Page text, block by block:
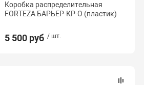
Коробка распределительная
FORTEZA БАРЬЕР-КР-О (пластик)
5 500 руб / шт.